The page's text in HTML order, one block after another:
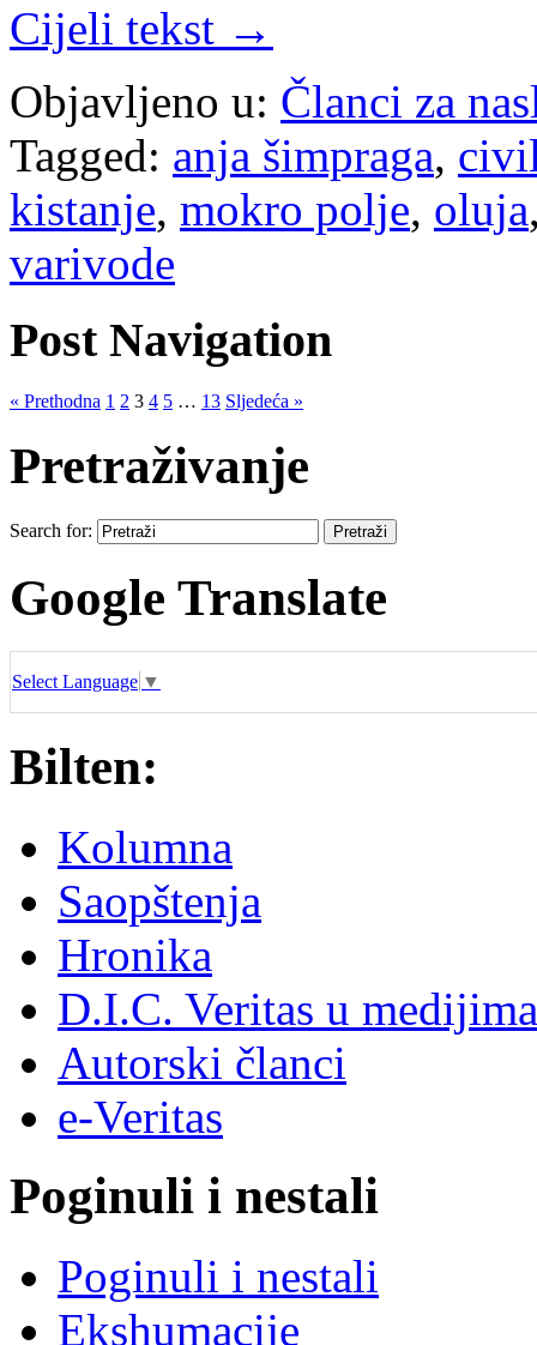
Cijeli tekst →
Objavljeno u: Članci za
Tagged: anja šimpraga,
kistanje, mokro polje, oluja
varivode
Post Navigation
« Prethodna 1 2 3 4 5 … 13 Sljedeća »
Pretraživanje
Search for:
Google Translate
Select Language ▼
Bilten:
Kolumna
Saopštenja
Hronika
D.I.C. Veritas u medijima
Autorski članci
e-Veritas
Poginuli i nestali
Poginuli i nestali
Ekshumacije